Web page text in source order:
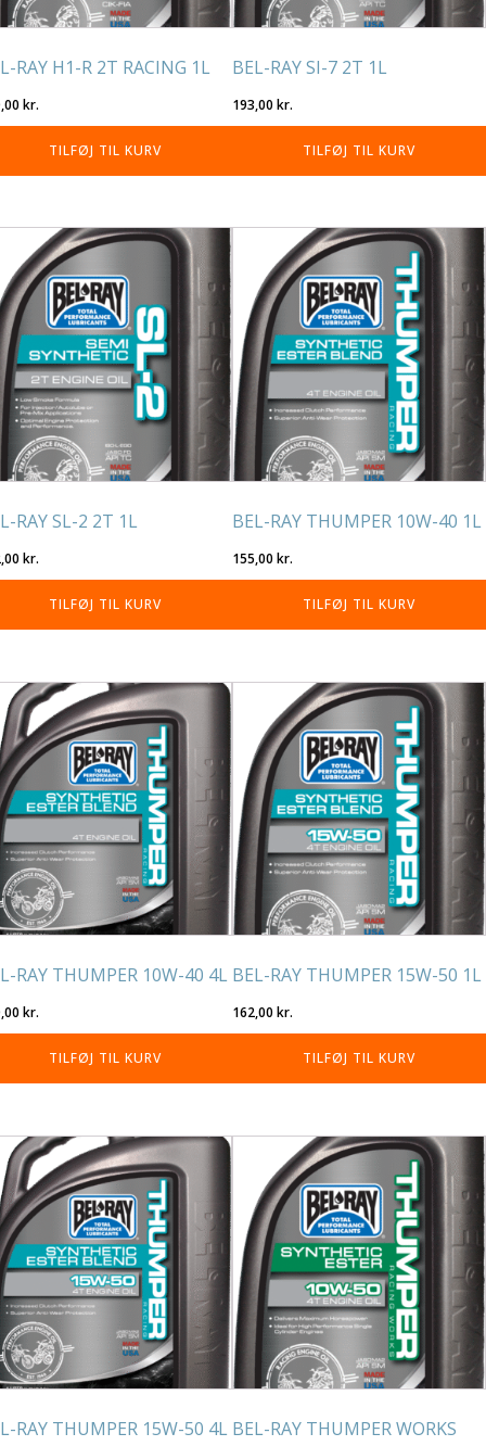
RAY H1-R 2T RACING 1L
kr.
TILFØJ TIL KURV
BEL-RAY SI-7 2T 1L
193,00kr.
TILFØJ TIL KURV
RAY SL-2 2T 1L
kr.
TILFØJ TIL KURV
BEL-RAY THUMPER 10W-40 1L
155,00kr.
TILFØJ TIL KURV
RAY THUMPER 10W-40 4L
kr.
TILFØJ TIL KURV
BEL-RAY THUMPER 15W-50 1L
162,00kr.
TILFØJ TIL KURV
RAY THUMPER 15W-50 4L BEL-RAY THUMPER WORKS